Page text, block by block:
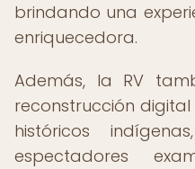
brindando una
enriquecedora.
Además, la RV
reconstrucción
históricos
espectadores